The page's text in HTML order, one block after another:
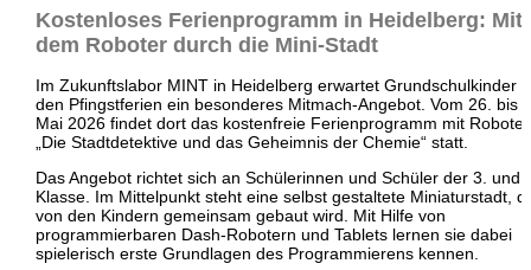
Kostenloses Ferienprogramm in Heidelberg: Mit
dem Roboter durch die Mini-Stadt
Im Zukunftslabor MINT in Heidelberg erwartet Grundschulkinder
den Pfingstferien ein besonderes Mitmach-Angebot. Vom 26. bis
Mai 2026 findet dort das kostenfreie Ferienprogramm mit Roboter
„Die Stadtdetektive und das Geheimnis der Chemie“ statt.
Das Angebot richtet sich an Schülerinnen und Schüler der 3. und
Klasse. Im Mittelpunkt steht eine selbst gestaltete Miniaturstadt,
von den Kindern gemeinsam gebaut wird. Mit Hilfe von
programmierbaren Dash-Robotern und Tablets lernen sie dabei
spielerisch erste Grundlagen des Programmierens kennen.